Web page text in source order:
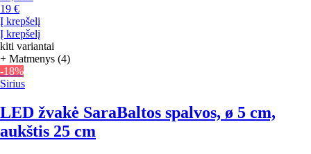
19 €
Į krepšelį
Į krepšelį
kiti variantai
+ Matmenys (4)
-18%
Sirius
LED žvakė SaraBaltos spalvos, ø 5 cm,
aukštis 25 cm